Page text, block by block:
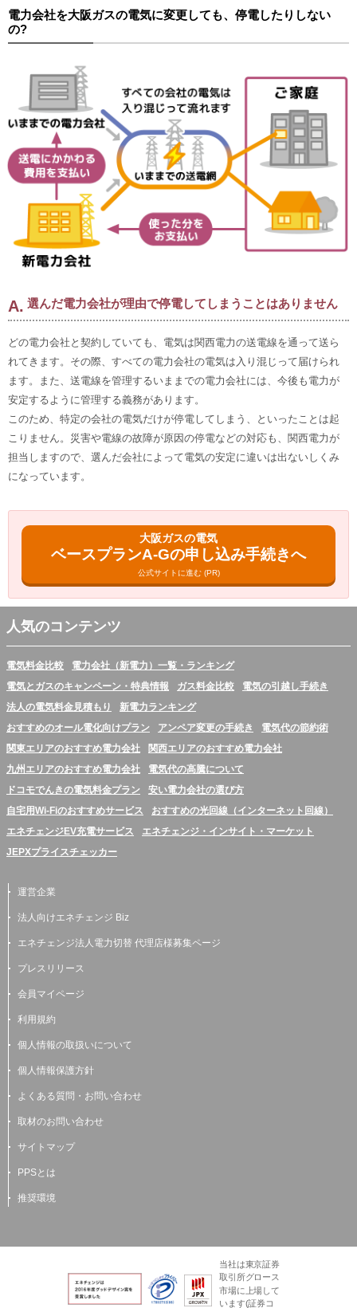
電力会社を大阪ガスの電気に変更しても、停電したりしない
の?
選んだ電力会社が理由で停電してしまうことはありません
どの電力会社と契約していても、電気は関西電力の送電線を通って送ら
れてきます。その際、すべての電力会社の電気は入り混じって届けられ
ます。また、送電線を管理するいままでの電力会社には、今後も電力が
安定するように管理する義務があります。
このため、特定の会社の電気だけが停電してしまう、といったことは起
こりません。災害や電線の故障が原因の停電などの対応も、関西電力が
担当しますので、選んだ会社によって電気の安定に違いは出ないしくみ
になっています。
大阪ガスの電気
ベースプランA-Gの申し込み手続きへ
公式サイトに進む (PR)
人気のコンテンツ
電気料金比較
電力会社（新電力）一覧・ランキング
電気とガスのキャンペーン・特典情報
ガス料金比較
電気の引越し手続き
法人の電気料金見積もり
新電力ランキング
おすすめのオール電化向けプラン
アンペア変更の手続き
電気代の節約術
関東エリアのおすすめ電力会社
関西エリアのおすすめ電力会社
九州エリアのおすすめ電力会社
電気代の高騰について
ドコモでんきの電気料金プラン
安い電力会社の選び方
自宅用Wi-Fiのおすすめサービス
おすすめの光回線（インターネット回線）
エネチェンジEV充電サービス
エネチェンジ・インサイト・マーケット
JEPXプライスチェッカー
運営企業
法人向けエネチェンジ Biz
エネチェンジ法人電力切替 代理店様募集ページ
プレスリリース
会員マイページ
利用規約
個人情報の取扱いについて
個人情報保護方針
よくある質問・お問い合わせ
取材のお問い合わせ
サイトマップ
PPSとは
推奨環境
当社は東京証券
取引所グロース
市場に上場して
います(証券コ